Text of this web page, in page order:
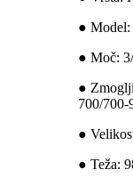
● Model:
● Moč:
●
700/700-
●
● Teža: